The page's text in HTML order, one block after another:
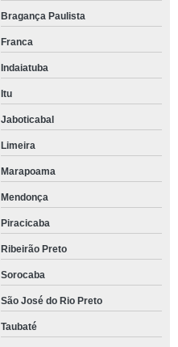
Bragança Paulista
Franca
Indaiatuba
Itu
Jaboticabal
Limeira
Marapoama
Mendonça
Piracicaba
Ribeirão Preto
Sorocaba
São José do Rio Preto
Taubaté